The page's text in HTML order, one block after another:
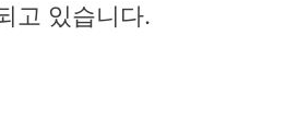
고 있습니다.